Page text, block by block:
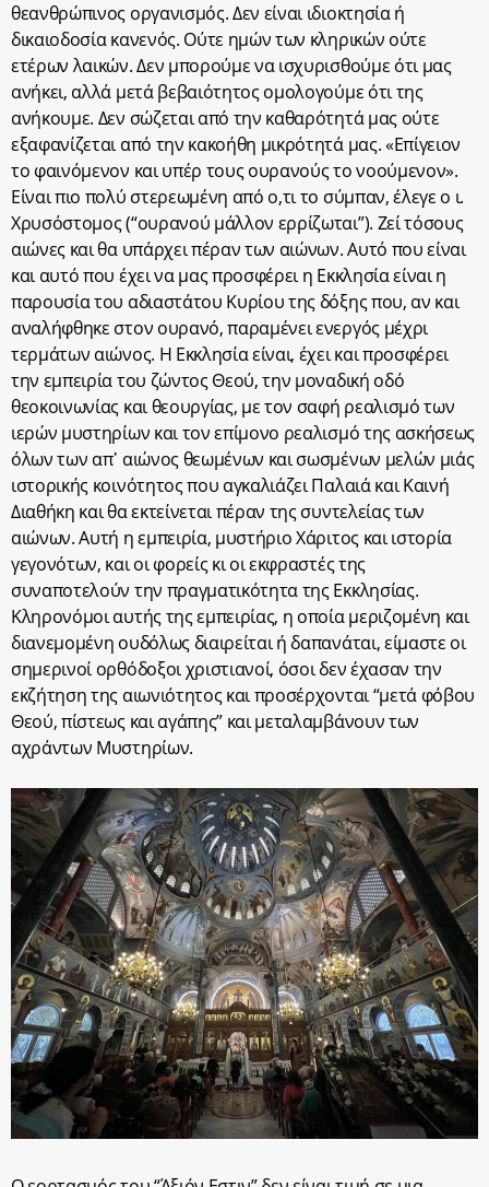
θεανθρώπινος οργανισμός. Δεν είναι ιδιοκτησία ή
δικαιοδοσία κανενός. Ούτε ημών των κληρικών ούτε
ετέρων λαικών. Δεν μπορούμε να ισχυρισθούμε ότι μας
ανήκει, αλλά μετά βεβαιότητος ομολογούμε ότι της
ανήκουμε. Δεν σώζεται από την καθαρότητά μας ούτε
εξαφανίζεται από την κακοήθη μικρότητά μας. «Επίγειον
το φαινόμενον και υπέρ τους ουρανούς το νοούμενον».
Είναι πιο πολύ στερεωμένη από ο,τι το σύμπαν, έλεγε ο ι.
Χρυσόστομος (“ουρανού μάλλον ερρίζωται”). Ζεί τόσους
αιώνες και θα υπάρχει πέραν των αιώνων. Αυτό που είναι
και αυτό που έχει να μας προσφέρει η Εκκλησία είναι η
παρουσία του αδιαστάτου Κυρίου της δόξης που, αν και
αναλήφθηκε στον ουρανό, παραμένει ενεργός μέχρι
τερμάτων αιώνος. Η Εκκλησία είναι, έχει και προσφέρει
την εμπειρία του ζώντος Θεού, την μοναδική οδό
θεοκοινωνίας και θεουργίας, με τον σαφή ρεαλισμό των
ιερών μυστηρίων και τον επίμονο ρεαλισμό της ασκήσεως
όλων των απ᾽ αιώνος θεωμένων και σωσμένων μελών μιάς
ιστορικής κοινότητος που αγκαλιάζει Παλαιά και Καινή
Διαθήκη και θα εκτείνεται πέραν της συντελείας των
αιώνων. Αυτή η εμπειρία, μυστήριο Χάριτος και ιστορία
γεγονότων, και οι φορείς κι οι εκφραστές της
συναποτελούν την πραγματικότητα της Εκκλησίας.
Κληρονόμοι αυτής της εμπειρίας, η οποία μεριζομένη και
διανεμομένη ουδόλως διαιρείται ή δαπανάται, είμαστε οι
σημερινοί ορθόδοξοι χριστιανοί, όσοι δεν έχασαν την
εκζήτηση της αιωνιότητος και προσέρχονται “μετά φόβου
Θεού, πίστεως και αγάπης” και μεταλαμβάνουν των
αχράντων Μυστηρίων.